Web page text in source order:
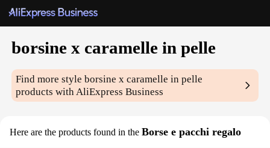
borsine x caramelle in pelle
Find more styleborsine x caramelle in pelle
products with AliExpress Business
Here are the products found in the Borse e pacchi regalo